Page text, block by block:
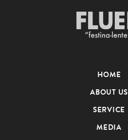
HOME
ABOUT US
SERVICE
MEDIA